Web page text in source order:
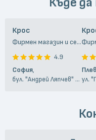
свои модели, които са
процеси, във фирмата,
квалифицирани
реноме на продуктите
Европа. Компанията
градовете Монтана,
конвейери за монтаж
линии за прахово
Крос
Фирмен магазин и сервиз
4.9
София,
бул. "Андрей Ляпчев" 66